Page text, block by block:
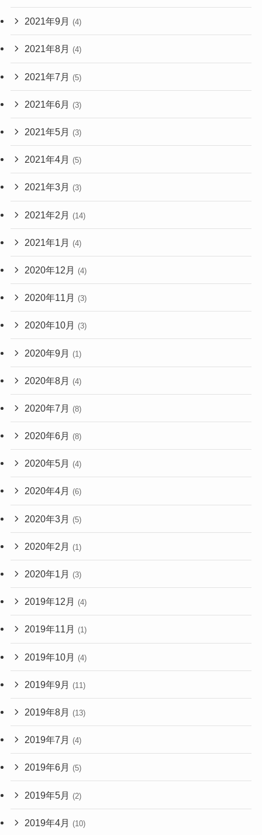
2021年9月 (4)
2021年8月 (4)
2021年7月 (5)
2021年6月 (3)
2021年5月 (3)
2021年4月 (5)
2021年3月 (3)
2021年2月 (14)
2021年1月 (4)
2020年12月 (4)
2020年11月 (3)
2020年10月 (3)
2020年9月 (1)
2020年8月 (4)
2020年7月 (8)
2020年6月 (8)
2020年5月 (4)
2020年4月 (6)
2020年3月 (5)
2020年2月 (1)
2020年1月 (3)
2019年12月 (4)
2019年11月 (1)
2019年10月 (4)
2019年9月 (11)
2019年8月 (13)
2019年7月 (4)
2019年6月 (5)
2019年5月 (2)
2019年4月 (10)